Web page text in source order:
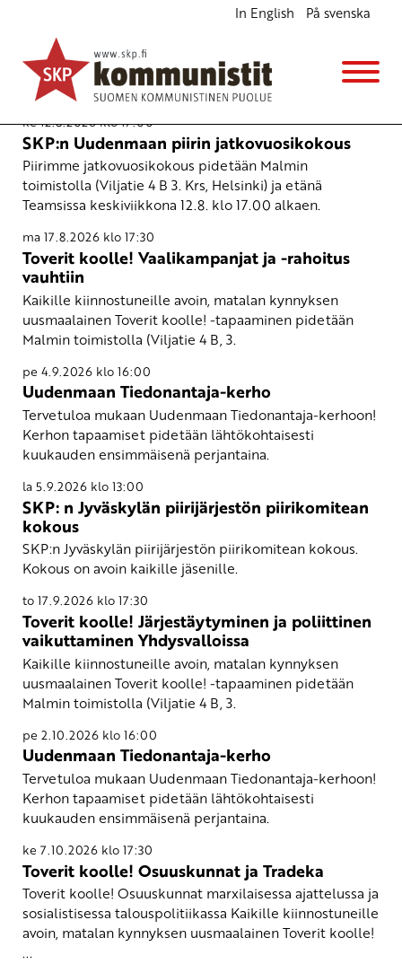
In English På svenska
Tapahtumat
ke 12.8.2026 klo 17:00
SKP:n Uudenmaan piirin jatkovuosikokous
Piirimme jatkovuosikokous pidetään Malmin
toimistolla (Viljatie 4 B 3. Krs, Helsinki) ja etänä
Teamsissa keskiviikkona 12.8. klo 17.00 alkaen.
ma 17.8.2026 klo 17:30
Toverit koolle! Vaalikampanjat ja -rahoitus
vauhtiin
Kaikille kiinnostuneille avoin, matalan kynnyksen
uusmaalainen Toverit koolle! -tapaaminen pidetään
Malmin toimistolla (Viljatie 4 B, 3.
pe 4.9.2026 klo 16:00
Uudenmaan Tiedonantaja-kerho
Tervetuloa mukaan Uudenmaan Tiedonantaja-kerhoon!
Kerhon tapaamiset pidetään lähtökohtaisesti
kuukauden ensimmäisenä perjantaina.
la 5.9.2026 klo 13:00
SKP: n Jyväskylän piirijärjestön piirikomitean
kokous
SKP:n Jyväskylän piirijärjestön piirikomitean kokous.
Kokous on avoin kaikille jäsenille.
to 17.9.2026 klo 17:30
Toverit koolle! Järjestäytyminen ja poliittinen
vaikuttaminen Yhdysvalloissa
Kaikille kiinnostuneille avoin, matalan kynnyksen
uusmaalainen Toverit koolle! -tapaaminen pidetään
Malmin toimistolla (Viljatie 4 B, 3.
pe 2.10.2026 klo 16:00
Uudenmaan Tiedonantaja-kerho
Tervetuloa mukaan Uudenmaan Tiedonantaja-kerhoon!
Kerhon tapaamiset pidetään lähtökohtaisesti
kuukauden ensimmäisenä perjantaina.
ke 7.10.2026 klo 17:30
Toverit koolle! Osuuskunnat ja Tradeka
Toverit koolle! Osuuskunnat marxilaisessa ajattelussa ja
sosialistisessa talouspolitiikassa Kaikille kiinnostuneille
avoin, matalan kynnyksen uusmaalainen Toverit koolle!
...